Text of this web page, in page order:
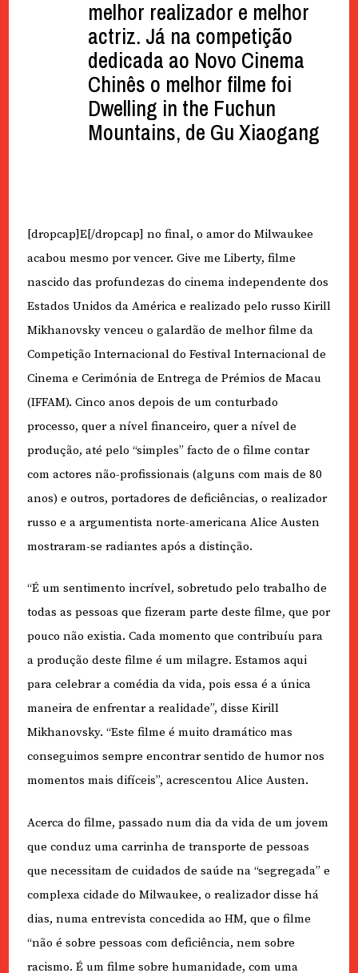
melhor realizador e melhor
actriz. Já na competição
dedicada ao Novo Cinema
Chinês o melhor filme foi
Dwelling in the Fuchun
Mountains, de Gu Xiaogang
[dropcap]E[/dropcap] no final, o amor do Milwaukee
acabou mesmo por vencer. Give me Liberty, filme
nascido das profundezas do cinema independente dos
Estados Unidos da América e realizado pelo russo Kirill
Mikhanovsky venceu o galardão de melhor filme da
Competição Internacional do Festival Internacional de
Cinema e Cerimónia de Entrega de Prémios de Macau
(IFFAM). Cinco anos depois de um conturbado
processo, quer a nível financeiro, quer a nível de
produção, até pelo “simples” facto de o filme contar
com actores não-profissionais (alguns com mais de 80
anos) e outros, portadores de deficiências, o realizador
russo e a argumentista norte-americana Alice Austen
mostraram-se radiantes após a distinção.
“É um sentimento incrível, sobretudo pelo trabalho de
todas as pessoas que fizeram parte deste filme, que por
pouco não existia. Cada momento que contribuíu para
a produção deste filme é um milagre. Estamos aqui
para celebrar a comédia da vida, pois essa é a única
maneira de enfrentar a realidade”, disse Kirill
Mikhanovsky. “Este filme é muito dramático mas
conseguimos sempre encontrar sentido de humor nos
momentos mais difíceis”, acrescentou Alice Austen.
Acerca do filme, passado num dia da vida de um jovem
que conduz uma carrinha de transporte de pessoas
que necessitam de cuidados de saúde na “segregada” e
complexa cidade do Milwaukee, o realizador disse há
dias, numa entrevista concedida ao HM, que o filme
“não é sobre pessoas com deficiência, nem sobre
racismo. É um filme sobre humanidade, com uma